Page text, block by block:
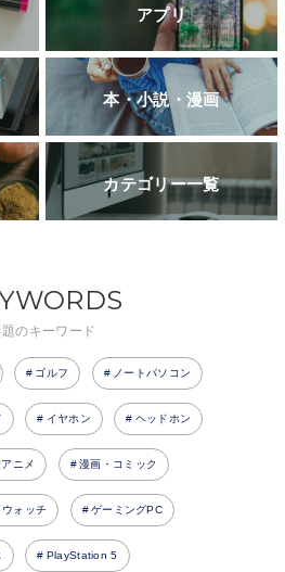
アプリ
本・小説・漫画
カテゴリー一覧
のキーワード
ゴルフ ノートパソコン
イヤホン ヘッドホン
アニメ 漫画・コミック
ウォッチ ゲーミングPC
PlayStation 5